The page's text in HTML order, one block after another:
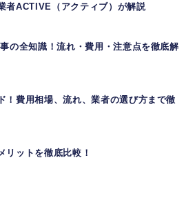
者ACTIVE（アクティブ）が解説
の全知識！流れ・費用・注意点を徹底解
！費用相場、流れ、業者の選び方まで徹
リットを徹底比較！